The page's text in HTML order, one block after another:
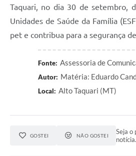
Taquari, no dia 30 de setembro,
Unidades de Saúde da Família
pet e contribua para a segurança
Fonte: Assessoria de
Autor: Matéria: Eduardo
Local: Alto Taquari (MT)
GOSTEI NÃO GOSTEI
Seja o
notícia.